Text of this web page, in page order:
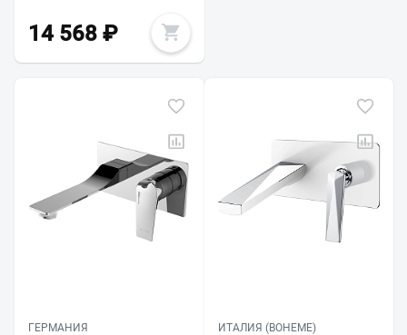
14 568 ₽
ГЕРМАНИЯ
ИТАЛИЯ (BOHEME)